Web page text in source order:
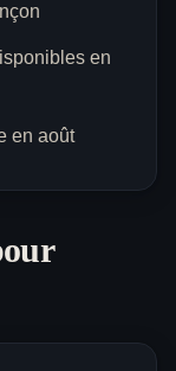
en
en août